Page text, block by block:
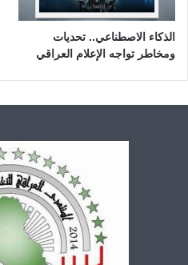
الذكاء الاصطناعي.. تحديات
ومخاطر تواجه الإعلام العراقي